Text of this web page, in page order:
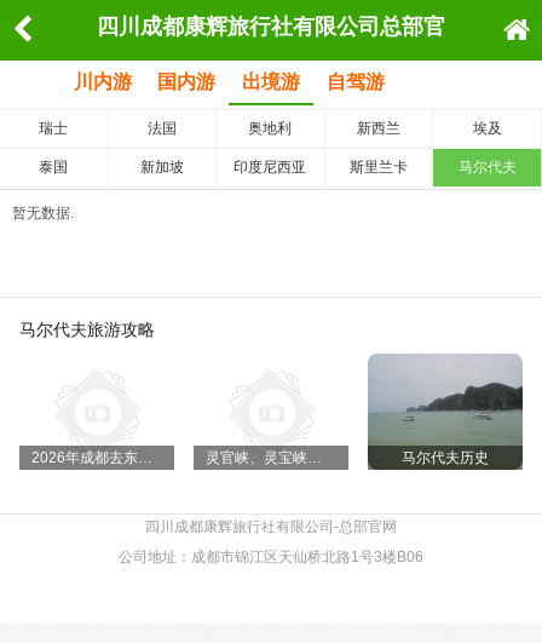
四川成都康辉旅行社有限公司总部官
网
川内游 国内游 出境游 自驾游
瑞士 法国 奥地利 新西兰 埃及
泰国 新加坡 印度尼西亚 斯里兰卡 马尔代夫
暂无数据.
马尔代夫旅游攻略
2026年成都去东北旅游，小包团2-12人，跟团找那家旅行社 灵官峡、灵宝峡旅游门票是多少及开发时间 马尔代夫历史
四川成都康辉旅行社有限公司-总部官网
公司地址：成都市锦江区天仙桥北路1号3楼B06